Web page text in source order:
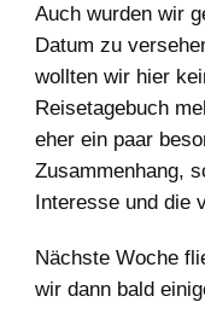
Auch wurden wir
Datum zu
wollten wir hier
Reisetagebuch
eher ein paar
Zusammenhang,
Interesse und die
Nächste Woche
wir dann bald